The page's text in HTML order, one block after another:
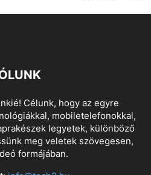
Célunk, hogy az egyre
mobiletelefonokkal,
legyetek, különböző
meg veletek szövegesen,
formájában.